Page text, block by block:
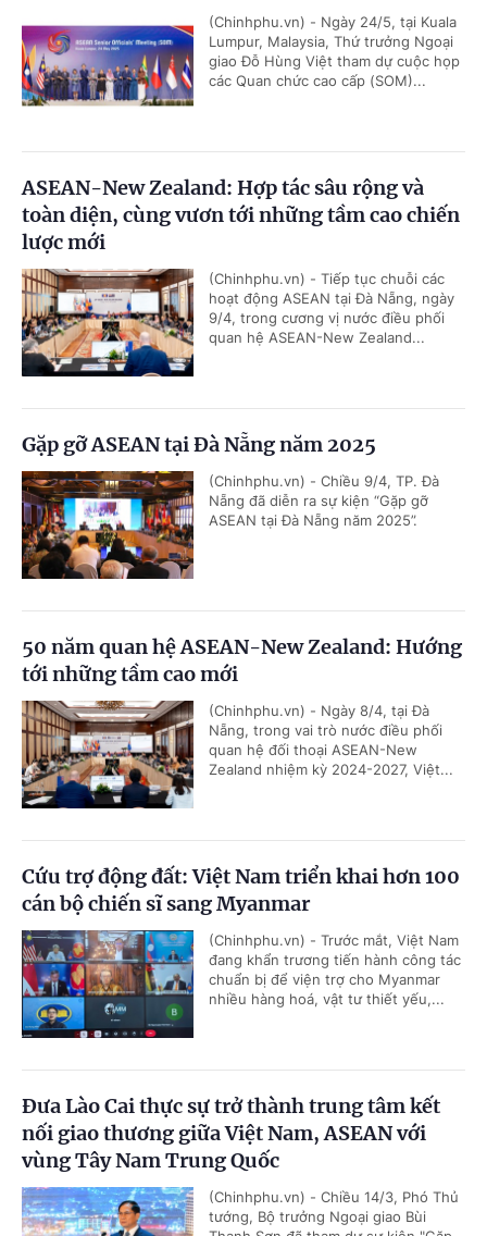
(Chinhphu.vn) - Ngày 24/5, tại Kuala
Lumpur, Malaysia, Thứ trưởng Ngoại
giao Đỗ Hùng Việt tham dự cuộc họp
các Quan chức cao cấp (SOM)...
ASEAN-New Zealand: Hợp tác sâu rộng và
toàn diện, cùng vươn tới những tầm cao chiến
lược mới
(Chinhphu.vn) - Tiếp tục chuỗi các
hoạt động ASEAN tại Đà Nẵng, ngày
9/4, trong cương vị nước điều phối
quan hệ ASEAN-New Zealand...
Gặp gỡ ASEAN tại Đà Nẵng năm 2025
(Chinhphu.vn) - Chiều 9/4, TP. Đà
Nẵng đã diễn ra sự kiện “Gặp gỡ
ASEAN tại Đà Nẵng năm 2025”.
50 năm quan hệ ASEAN-New Zealand: Hướng
tới những tầm cao mới
(Chinhphu.vn) - Ngày 8/4, tại Đà
Nẵng, trong vai trò nước điều phối
quan hệ đối thoại ASEAN-New
Zealand nhiệm kỳ 2024-2027, Việt...
Cứu trợ động đất: Việt Nam triển khai hơn 100
cán bộ chiến sĩ sang Myanmar
(Chinhphu.vn) - Trước mắt, Việt Nam
đang khẩn trương tiến hành công tác
chuẩn bị để viện trợ cho Myanmar
nhiều hàng hoá, vật tư thiết yếu,...
Đưa Lào Cai thực sự trở thành trung tâm kết
nối giao thương giữa Việt Nam, ASEAN với
vùng Tây Nam Trung Quốc
(Chinhphu.vn) - Chiều 14/3, Phó Thủ
tướng, Bộ trưởng Ngoại giao Bùi